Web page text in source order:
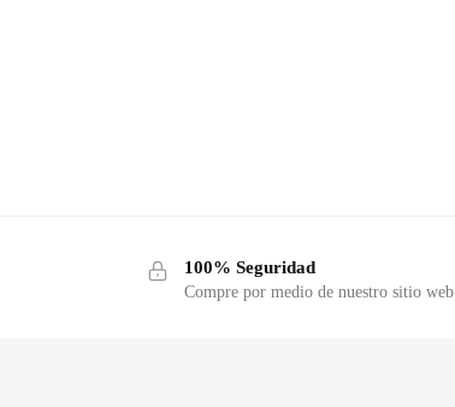
100% Seguridad
Compre por medio de nuestro sitio web